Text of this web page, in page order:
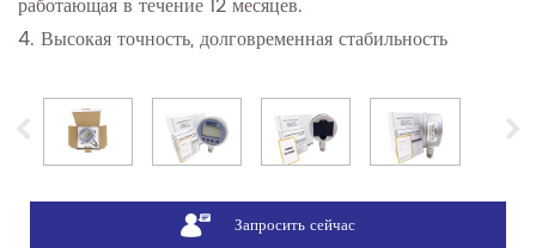
работающая в течение 12 месяцев.
4. Высокая точность, долговременная стабильность
Запросить сейчас